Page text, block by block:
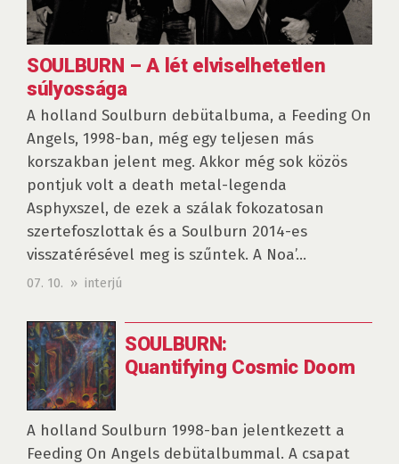
SOULBURN – A lét elviselhetetlen
súlyossága
A holland Soulburn debütalbuma, a Feeding On
Angels, 1998-ban, még egy teljesen más
korszakban jelent meg. Akkor még sok közös
pontjuk volt a death metal-legenda
Asphyxszel, de ezek a szálak fokozatosan
szertefoszlottak és a Soulburn 2014-es
visszatérésével meg is szűntek. A Noa’...
07. 10. » interjú
SOULBURN:
Quantifying Cosmic Doom
A holland Soulburn 1998-ban jelentkezett a
Feeding On Angels debütalbummal. A csapat